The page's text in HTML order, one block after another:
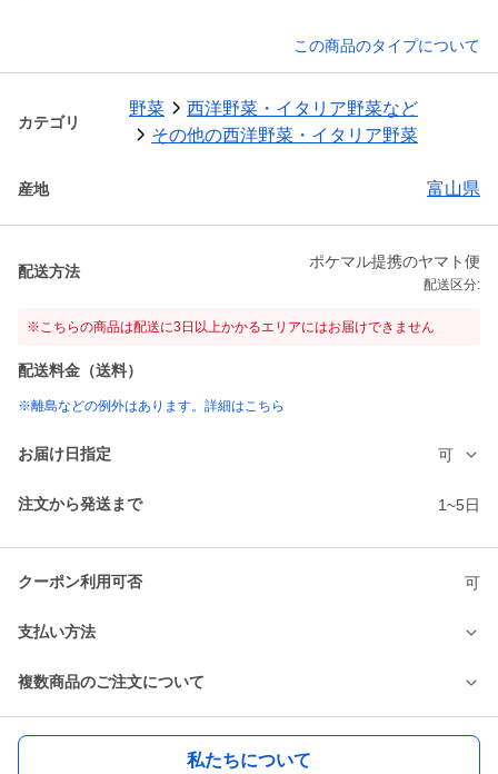
この商品のタイプについて
カテゴリ
野菜
西洋野菜・イタリア野菜など
その他の西洋野菜・イタリア野菜
産地 富山県
配送方法
ポケマル提携のヤマト便
配送区分:
※こちらの商品は配送に3日以上かかるエリアにはお届けできません
配送料金（送料）
※離島などの例外はあります。詳細はこちら
お届け日指定 可
注文から発送まで 1~5日
クーポン利用可否 可
支払い方法
複数商品のご注文について
私たちについて